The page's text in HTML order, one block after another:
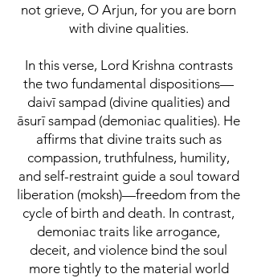
not grieve, O Arjun, for you are born
with divine qualities.
In this verse, Lord Krishna contrasts
the two fundamental dispositions—
daivī sampad (divine qualities) and
āsurī sampad (demoniac qualities). He
affirms that divine traits such as
compassion, truthfulness, humility,
and self-restraint guide a soul toward
liberation (moksh)—freedom from the
cycle of birth and death. In contrast,
demoniac traits like arrogance,
deceit, and violence bind the soul
more tightly to the material world